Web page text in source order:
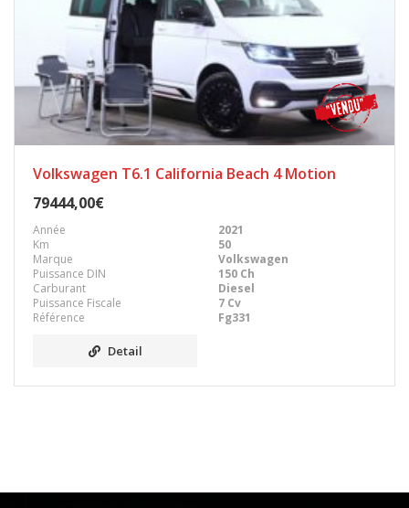
Volkswagen T6.1 California Beach 4 Motion
79444,00€
Année
2021
Km
50
Marque
Volkswagen
Puissance DIN
150 Ch
Carburant
Diesel
Puissance Fiscale
7 Cv
Référence
Fg331
Detail